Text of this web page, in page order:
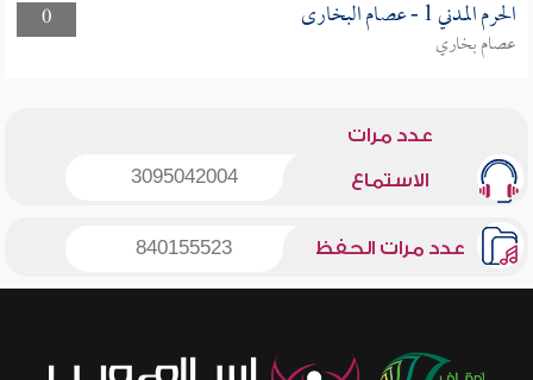
0
الحرم المدني 1 - عصام البخارى
عصام بخاري
عدد مرات
الاستماع 3095042004
عدد مرات الحفظ 840155523